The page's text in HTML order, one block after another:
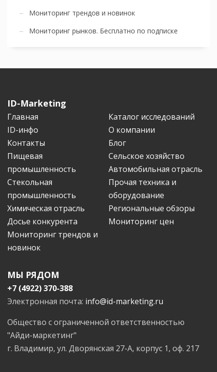
Мониторинг трендов и новинок
Мониторинг рынков. Бесплатно по подписке
ID-Marketing
Главная
Каталог исследований
ID-инфо
О компании
Контакты
Блог
Пищевая
промышленность
Сельское хозяйство
Автомобильная отрасль
Стекольная
промышленность
Прочая техника и
оборудование
Химическая отрасль
Региональные обзоры
Досье конкурента
Мониторинг цен
Мониторинг трендов и
новинок
МЫ РЯДОМ
+7 (4922) 370-388
Электронная почта: info@id-marketing.ru
Общество с ограниченной ответственностью
"Айди-маркетинг"
г. Владимир, ул. Дворянская 27-А, корпус 1, оф. 217